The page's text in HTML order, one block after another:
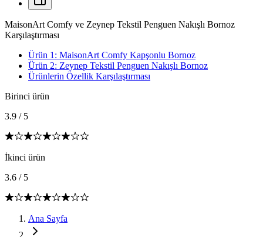
MaisonArt Comfy ve Zeynep Tekstil Penguen Nakışlı Bornoz
Karşılaştırması
Ürün 1: MaisonArt Comfy Kapşonlu Bornoz
Ürün 2: Zeynep Tekstil Penguen Nakışlı Bornoz
Ürünlerin Özellik Karşılaştırması
Birinci ürün
3.9 / 5
İkinci ürün
3.6 / 5
Ana Sayfa